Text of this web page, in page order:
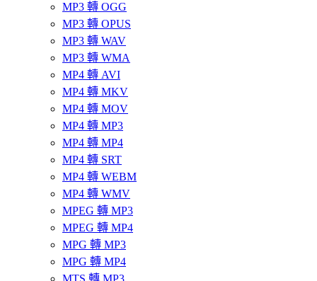
MP3 轉 OGG
MP3 轉 OPUS
MP3 轉 WAV
MP3 轉 WMA
MP4 轉 AVI
MP4 轉 MKV
MP4 轉 MOV
MP4 轉 MP3
MP4 轉 MP4
MP4 轉 SRT
MP4 轉 WEBM
MP4 轉 WMV
MPEG 轉 MP3
MPEG 轉 MP4
MPG 轉 MP3
MPG 轉 MP4
MTS 轉 MP3